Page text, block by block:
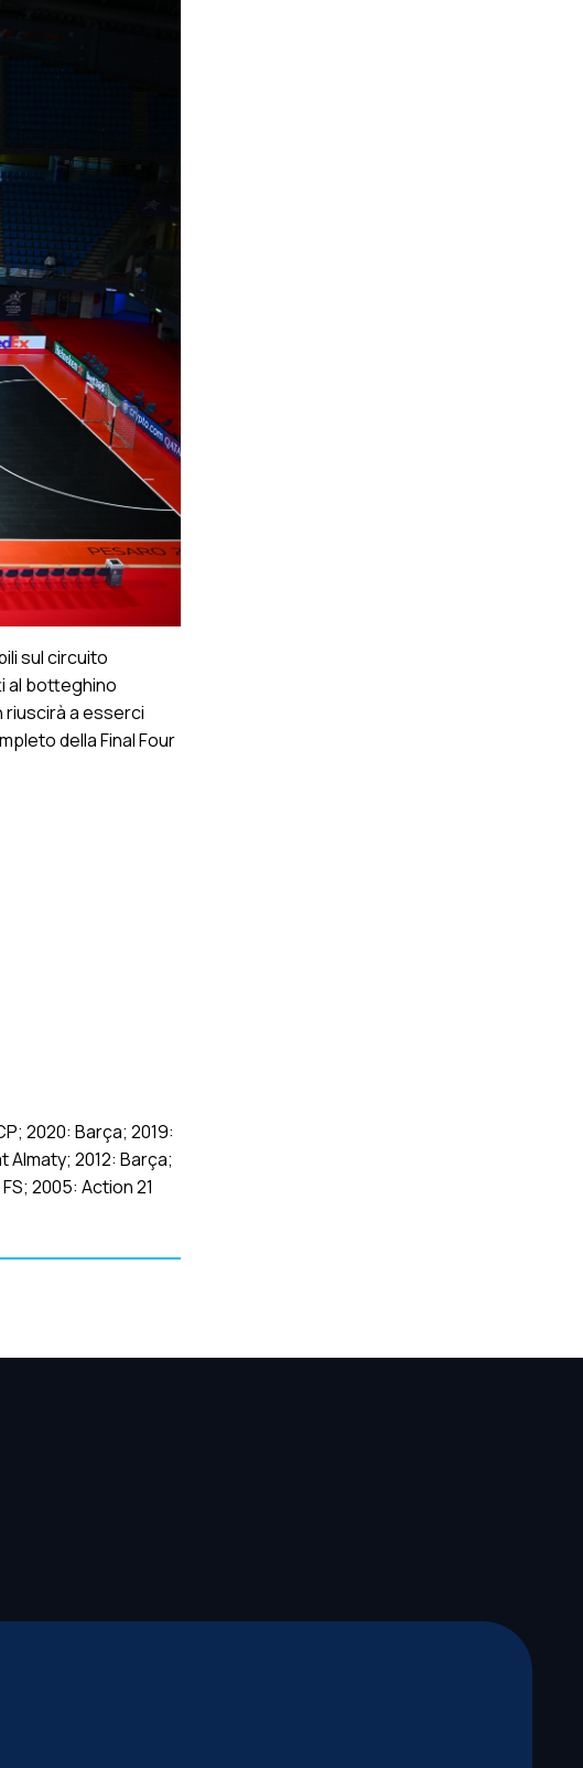
sul circuito
al botteghino
riuscirà a esserci
della Final Four
2020: Barça; 2019:
Almaty; 2012: Barça;
2005: Action 21